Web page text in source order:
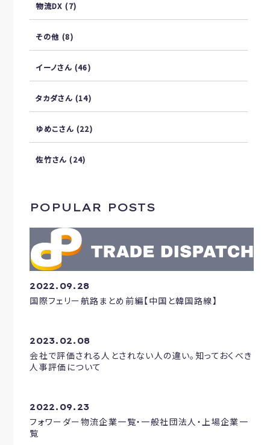
物流DX (7)
その他 (8)
イーノさん (46)
タカダさん (14)
ゆめこさん (22)
佐竹さん (24)
POPULAR POSTS
2022.09.28
国際フェリー航路まとめ前編【中国と韓国路線】
2023.02.08
会社で評価される人とされない人の違い。知っておくべき
人事評価について
2022.09.23
フォワーダー物流企業一覧・一般社団法人・上場企業一
覧